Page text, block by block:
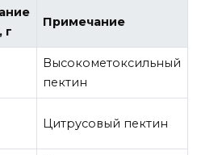
г
Примечание
Высокометоксильный
пектин
Цитрусовый пектин